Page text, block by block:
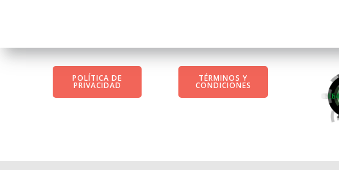
POLÍTICA DE
PRIVACIDAD
TÉRMINOS Y
CONDICIONES